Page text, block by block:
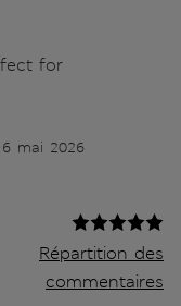
for
6 mai 2026
Répartition des
commentaires